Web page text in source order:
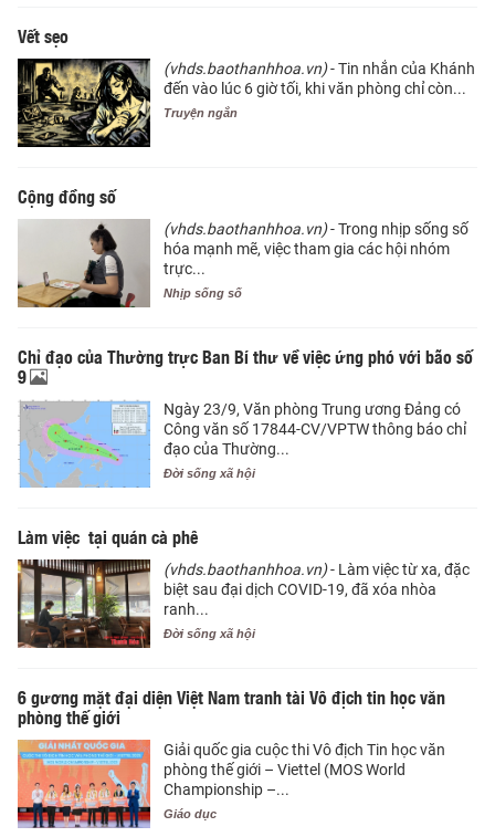
Vết sẹo
(vhds.baothanhhoa.vn)- Tin nhắn của Khánh
đến vào lúc 6 giờ tối, khi văn phòng chỉ còn...
Truyện ngắn
Cộng đồng số
(vhds.baothanhhoa.vn)- Trong nhịp sống số
hóa mạnh mẽ, việc tham gia các hội nhóm
trực...
Nhịp sống số
Chỉ đạo của Thường trực Ban Bí thư về việc ứng phó với bão số
9
Ngày 23/9, Văn phòng Trung ương Đảng có
Công văn số 17844-CV/VPTW thông báo chỉ
đạo của Thường...
Đời sống xã hội
Làm việc tại quán cà phê
(vhds.baothanhhoa.vn)- Làm việc từ xa, đặc
biệt sau đại dịch COVID-19, đã xóa nhòa
ranh...
Đời sống xã hội
6 gương mặt đại diện Việt Nam tranh tài Vô địch tin học văn
phòng thế giới
Giải quốc gia cuộc thi Vô địch Tin học văn
phòng thế giới – Viettel (MOS World
Championship –...
Giáo dục